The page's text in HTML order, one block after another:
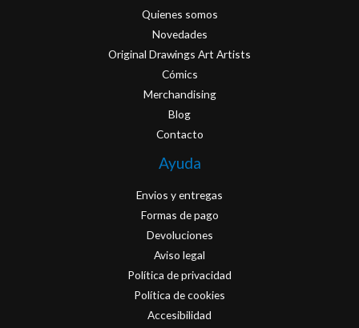
Quienes somos
Novedades
Original Drawings Art Artists
Cómics
Merchandising
Blog
Contacto
Ayuda
Envios y entregas
Formas de pago
Devoluciones
Aviso legal
Política de privacidad
Política de cookies
Accesibilidad